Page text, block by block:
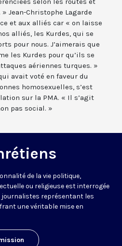
Jean-Christophe Lagarde
et aux alliés car « on laisse
alliés, les Kurdes, qui se
pour nous. J’aimerais que
les Kurdes pour qu’ils se
aériennes turques. »
avait voté en faveur du
homosexuelles, s’est
sur la PMA. « Il s’agit
pas social. »
de la vie politique,
ou religieuse est interrogée
journalistes représentant les
une véritable mise en